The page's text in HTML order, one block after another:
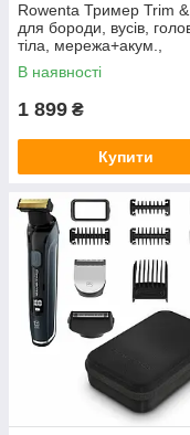
Rowenta Тример Trim &
для бороди, вусів,
тіла, мережа+акум.,
роторний мотор,
чохол, титан.напил.,
В наявності
1 899 ₴
Купити